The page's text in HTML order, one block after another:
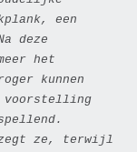
een
deze
het
kunnen
voorstelling
zegt ze, terwijl